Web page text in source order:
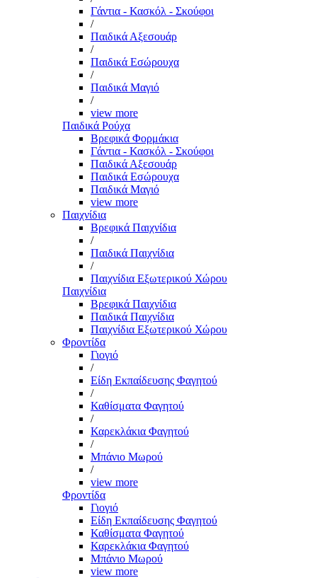
Γάντια - Κασκόλ - Σκούφοι
/
Παιδικά Αξεσουάρ
/
Παιδικά Εσώρουχα
/
Παιδικά Μαγιό
/
view more
Παιδικά Ρούχα
Βρεφικά Φορμάκια
Γάντια - Κασκόλ - Σκούφοι
Παιδικά Αξεσουάρ
Παιδικά Εσώρουχα
Παιδικά Μαγιό
view more
Παιχνίδια
Βρεφικά Παιχνίδια
/
Παιδικά Παιχνίδια
/
Παιχνίδια Εξωτερικού Χώρου
Παιχνίδια
Βρεφικά Παιχνίδια
Παιδικά Παιχνίδια
Παιχνίδια Εξωτερικού Χώρου
Φροντίδα
Γιογιό
/
Είδη Εκπαίδευσης Φαγητού
/
Καθίσματα Φαγητού
/
Καρεκλάκια Φαγητού
/
Μπάνιο Μωρού
/
view more
Φροντίδα
Γιογιό
Είδη Εκπαίδευσης Φαγητού
Καθίσματα Φαγητού
Καρεκλάκια Φαγητού
Μπάνιο Μωρού
view more